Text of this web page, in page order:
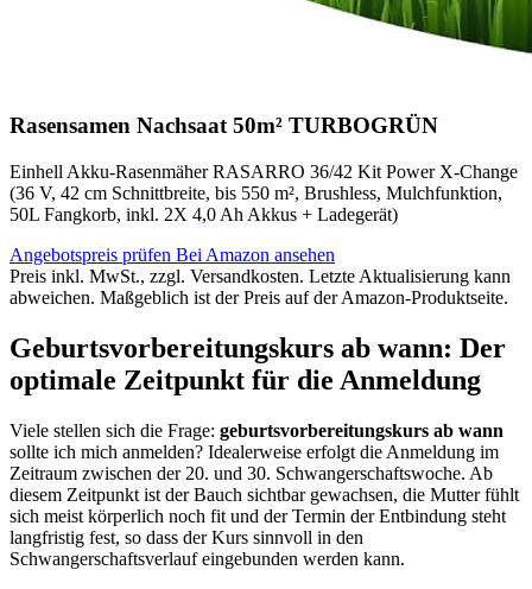
Rasensamen Nachsaat 50m² TURBOGRÜN
Einhell Akku-Rasenmäher RASARRO 36/42 Kit Power X-Change
(36 V, 42 cm Schnittbreite, bis 550 m², Brushless, Mulchfunktion,
50L Fangkorb, inkl. 2X 4,0 Ah Akkus + Ladegerät)
Angebotspreis prüfen Bei Amazon ansehen
Preis inkl. MwSt., zzgl. Versandkosten. Letzte Aktualisierung kann
abweichen. Maßgeblich ist der Preis auf der Amazon-Produktseite.
Geburtsvorbereitungskurs ab wann: Der
optimale Zeitpunkt für die Anmeldung
Viele stellen sich die Frage: geburtsvorbereitungskurs ab wann
sollte ich mich anmelden? Idealerweise erfolgt die Anmeldung im
Zeitraum zwischen der 20. und 30. Schwangerschaftswoche. Ab
diesem Zeitpunkt ist der Bauch sichtbar gewachsen, die Mutter fühlt
sich meist körperlich noch fit und der Termin der Entbindung steht
langfristig fest, so dass der Kurs sinnvoll in den
Schwangerschaftsverlauf eingebunden werden kann.